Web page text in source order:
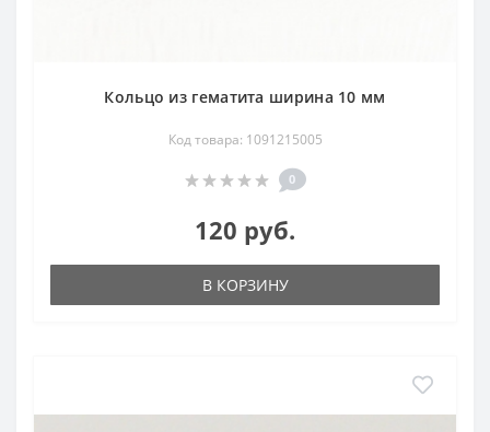
Кольцо из гематита ширина 10 мм
Код товара: 1091215005
0
120 руб.
В КОРЗИНУ